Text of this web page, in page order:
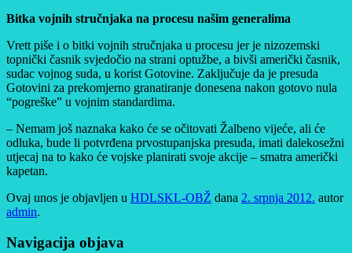
Bitka vojnih stručnjaka na procesu našim generalima
Vrett piše i o bitki vojnih stručnjaka u procesu jer je nizozemski
topnički časnik svjedočio na strani optužbe, a bivši američki časnik,
sudac vojnog suda, u korist Gotovine. Zaključuje da je presuda
Gotovini za prekomjerno granatiranje donesena nakon gotovo nula
“pogreške” u vojnim standardima.
– Nemam još naznaka kako će se očitovati Žalbeno vijeće, ali će
odluka, bude li potvrđena prvostupanjska presuda, imati dalekosežni
utjecaj na to kako će vojske planirati svoje akcije – smatra američki
kapetan.
Ovaj unos je objavljen u HDLSKL-OBŽ dana 2. srpnja 2012. autor
admin.
Navigacija objava